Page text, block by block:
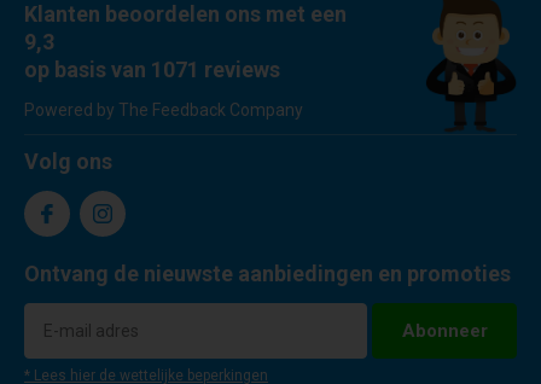
Klanten beoordelen ons met een
9,3
op basis van 1071 reviews
Powered by The Feedback Company
Volg ons
Ontvang de nieuwste aanbiedingen en promoties
Abonneer
* Lees hier de wettelijke beperkingen